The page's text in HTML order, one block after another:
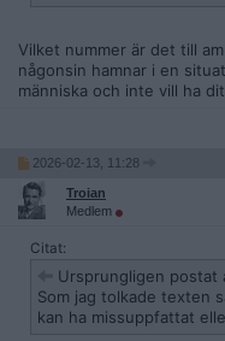
Vilket nummer är det till
någonsin hamnar i en
människa och inte vill ha
2026-02-13, 11:28
Troian
Medlem
Citat:
Ursprungligen postat
Som jag tolkade texten
kan ha missuppfattat